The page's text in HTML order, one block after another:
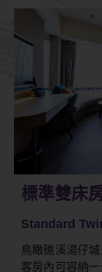
標準雙床
Standard
鳥瞰礁溪湯仔
客房內可容納